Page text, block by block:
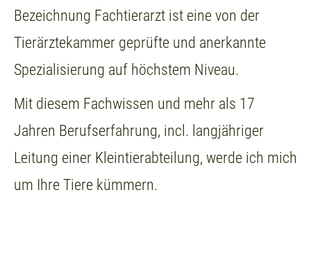
Bezeichnung Fachtierarzt ist eine von der
Tierärztekammer geprüfte und anerkannte
Spezialisierung auf höchstem Niveau.
Mit diesem Fachwissen und mehr als 17
Jahren Berufserfahrung, incl. langjähriger
Leitung einer Kleintierabteilung, werde ich mich
um Ihre Tiere kümmern.